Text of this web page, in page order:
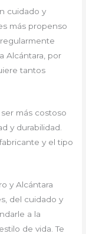
cuidado y
más propenso
Alcántara, por
tantos
más costoso
y durabilidad.
y el tipo
y Alcántara
del cuidado y
a la
de vida. Te